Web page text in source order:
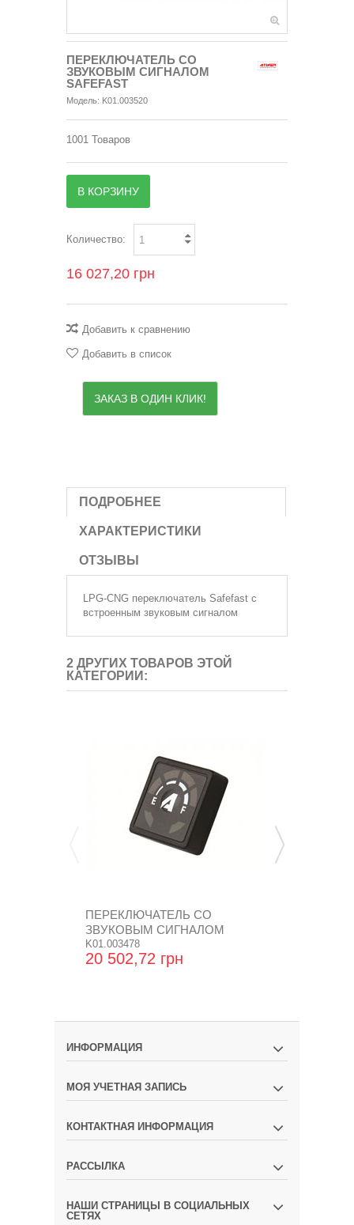
ПЕРЕКЛЮЧАТЕЛЬ СО
ЗВУКОВЫМ СИГНАЛОМ
SAFEFAST
Модель: K01.003520
1001 Товаров
В КОРЗИНУ
Количество:
16 027,20 грн
Добавить к сравнению
Добавить в список
ЗАКАЗ В ОДИН КЛИК!
ПОДРОБНЕЕ
ХАРАКТЕРИСТИКИ
ОТЗЫВЫ
LPG-CNG переключатель Safefast с
встроенным звуковым сигналом
2 ДРУГИХ ТОВАРОВ ЭТОЙ
КАТЕГОРИИ:
ПЕРЕКЛЮЧАТЕЛЬ СО
ЗВУКОВЫМ СИГНАЛОМ
ATIKFAST
K01.003478
20 502,72 грн
ИНФОРМАЦИЯ
МОЯ УЧЕТНАЯ ЗАПИСЬ
КОНТАКТНАЯ ИНФОРМАЦИЯ
РАССЫЛКА
НАШИ СТРАНИЦЫ В СОЦИАЛЬНЫХ
СЕТЯХ